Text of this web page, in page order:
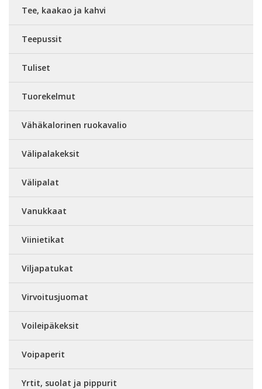
Tee, kaakao ja kahvi
Teepussit
Tuliset
Tuorekelmut
Vähäkalorinen ruokavalio
Välipalakeksit
Välipalat
Vanukkaat
Viinietikat
Viljapatukat
Virvoitusjuomat
Voileipäkeksit
Voipaperit
Yrtit, suolat ja pippurit